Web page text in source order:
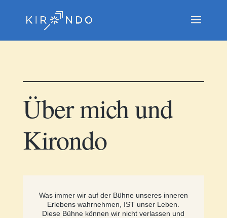
Über mich und
Kirondo
Was immer wir auf der Bühne unseres inneren
Erlebens wahrnehmen, IST unser Leben.
Diese Bühne können wir nicht verlassen und